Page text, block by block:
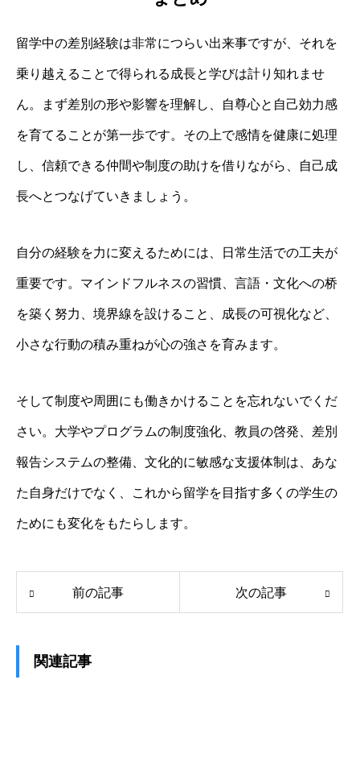
留学中の差別経験は非常につらい出来事ですが、それを
乗り越えることで得られる成長と学びは計り知れませ
ん。まず差別の形や影響を理解し、自尊心と自己効力感
を育てることが第一歩です。その上で感情を健康に処理
し、信頼できる仲間や制度の助けを借りながら、自己成
長へとつなげていきましょう。
自分の経験を力に変えるためには、日常生活での工夫が
重要です。マインドフルネスの習慣、言語・文化への桥
を築く努力、境界線を設けること、成長の可視化など、
小さな行動の積み重ねが心の強さを育みます。
そして制度や周囲にも働きかけることを忘れないでくだ
さい。大学やプログラムの制度強化、教員の啓発、差別
報告システムの整備、文化的に敏感な支援体制は、あな
た自身だけでなく、これから留学を目指す多くの学生の
ためにも変化をもたらします。
前の記事 次の記事
関連記事